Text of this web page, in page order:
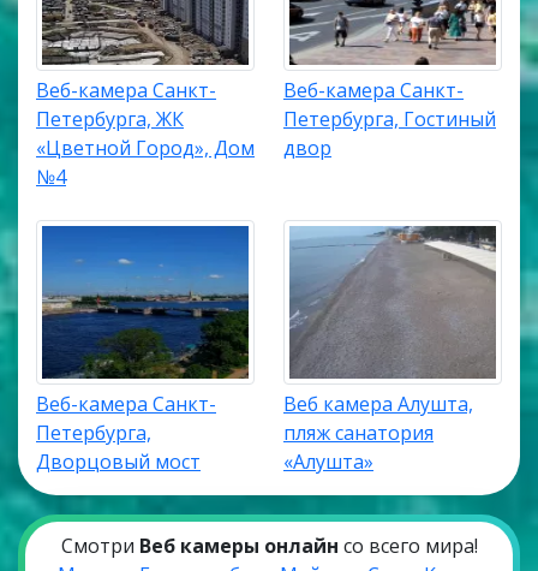
Веб-камера Санкт-
Петербурга, ЖК
«Цветной Город», Дом
№4
Веб-камера Санкт-
Петербурга, Гостиный
двор
Веб-камера Санкт-
Петербурга,
Дворцовый мост
Веб камера Алушта,
пляж санатория
«Алушта»
Смотри Веб камеры онлайн со всего мира!